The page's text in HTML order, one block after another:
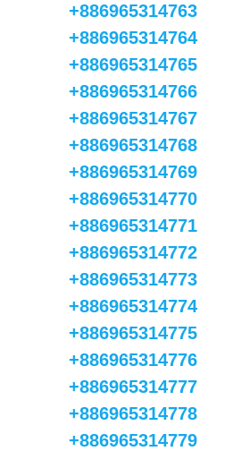
+886965314763
+886965314764
+886965314765
+886965314766
+886965314767
+886965314768
+886965314769
+886965314770
+886965314771
+886965314772
+886965314773
+886965314774
+886965314775
+886965314776
+886965314777
+886965314778
+886965314779